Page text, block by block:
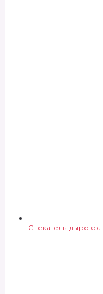
Спекатель-дырокол